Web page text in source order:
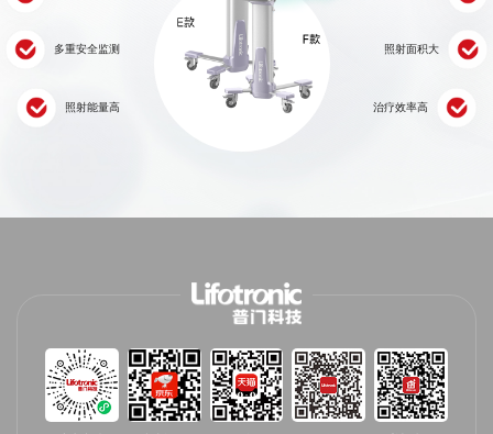
多重安全监测 照射面积大
照射能量高 治疗效率高